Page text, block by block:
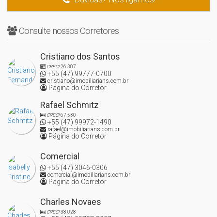
Consulte nossos Corretores
Cristiano dos Santos
CRECI26.307
+55 (47) 99777-0700
cristiano@imobiliarians.com.br
Página do Corretor
Rafael Schmitz
CRECI67.530
+55 (47) 99972-1490
rafael@imobiliarians.com.br
Página do Corretor
Comercial
+55 (47) 3046-0306
comercial@imobiliarians.com.br
Página do Corretor
Charles Novaes
CRECI38.028